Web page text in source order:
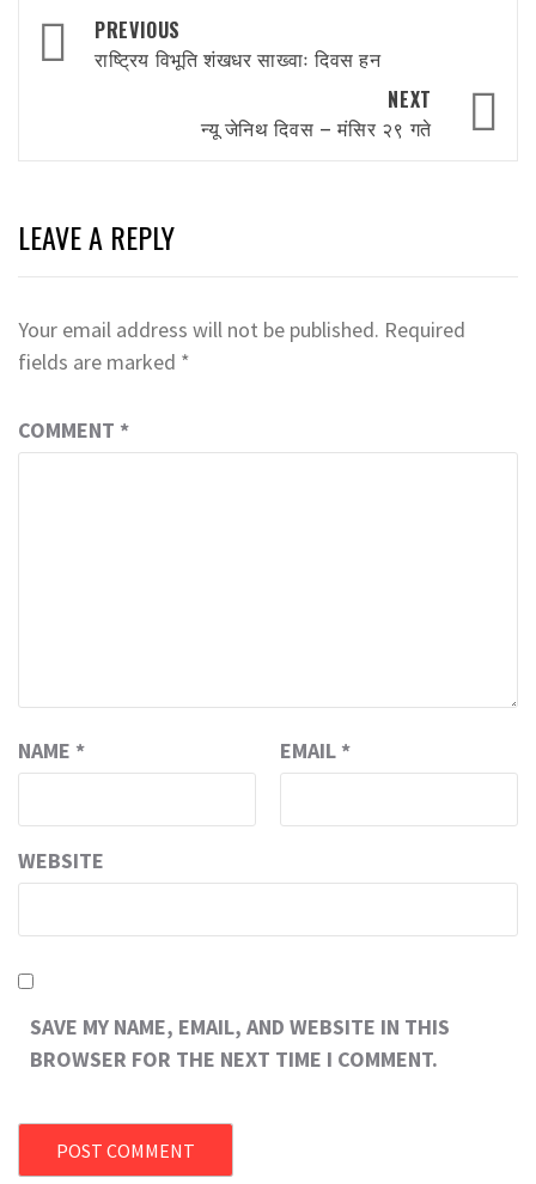
Post
navigation
PREVIOUS
राष्ट्रिय विभूति शंखधर साख्वाः दिवस हन
NEXT
न्यू जेनिथ दिवस – मंसिर २९ गते
LEAVE A REPLY
Your email address will not be published. Required
fields are marked *
COMMENT *
NAME * EMAIL *
WEBSITE
SAVE MY NAME, EMAIL, AND WEBSITE IN THIS
BROWSER FOR THE NEXT TIME I COMMENT.